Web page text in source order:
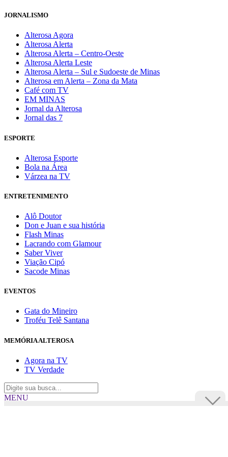
JORNALISMO
Alterosa Agora
Alterosa Alerta
Alterosa Alerta – Centro-Oeste
Alterosa Alerta Leste
Alterosa Alerta – Sul e Sudoeste de Minas
Alterosa em Alerta – Zona da Mata
Café com TV
EM MINAS
Jornal da Alterosa
Jornal das 7
ESPORTE
Alterosa Esporte
Bola na Área
Várzea na TV
ENTRETENIMENTO
Alô Doutor
Don e Juan e sua história
Flash Minas
Lacrando com Glamour
Saber Viver
Viação Cipó
Sacode Minas
EVENTOS
Gata do Mineiro
Troféu Telê Santana
MEMÓRIA ALTEROSA
Agora na TV
TV Verdade
MENU